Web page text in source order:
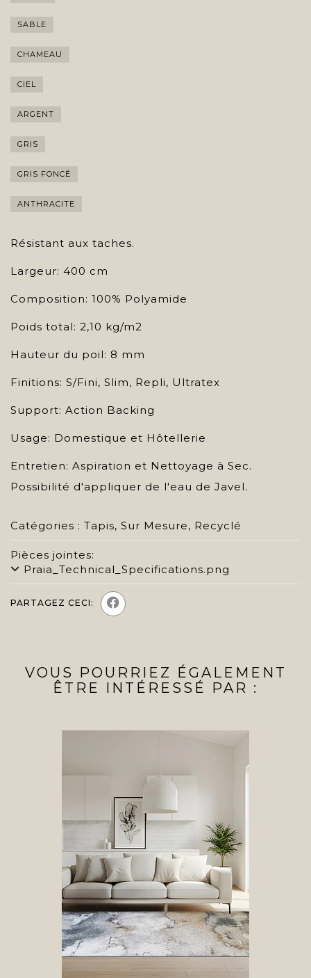
SABLE
CHAMEAU
CIEL
ARGENT
GRIS
GRIS FONCÉ
ANTHRACITE
Résistant aux taches.
Largeur: 400 cm
Composition: 100% Polyamide
Poids total: 2,10 kg/m2
Hauteur du poil: 8 mm
Finitions: S/Fini, Slim, Repli, Ultratex
Support: Action Backing
Usage: Domestique et Hôtellerie
Entretien: Aspiration et Nettoyage à Sec.
Possibilité d'appliquer de l'eau de Javel.
Catégories : Tapis, Sur Mesure, Recyclé
Pièces jointes:
Praia_Technical_Specifications.png
PARTAGEZ CECI:
VOUS POURRIEZ ÉGALEMENT
ÊTRE INTÉRESSÉ PAR :